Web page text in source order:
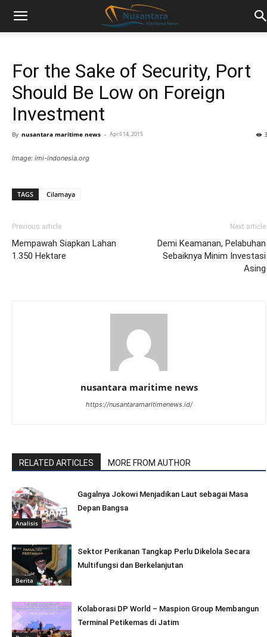
For the Sake of Security, Port
Should Be Low on Foreign
Investment
By nusantara maritime news - April 14, 2015
Image: imi-indonesia.org
TAGS Cilamaya
Previous article
Mempawah Siapkan Lahan
1.350 Hektare
Next article
Demi Keamanan, Pelabuhan
Sebaiknya Minim Investasi
Asing
nusantara maritime news
https://nusantaramaritimenews.id/
RELATED ARTICLES MORE FROM AUTHOR
Analisis
Gagalnya Jokowi Menjadikan Laut sebagai Masa
Depan Bangsa
Berita
Sektor Perikanan Tangkap Perlu Dikelola Secara
Multifungsi dan Berkelanjutan
Kolaborasi DP World – Maspion Group Membangun
Terminal Petikemas di Jatim